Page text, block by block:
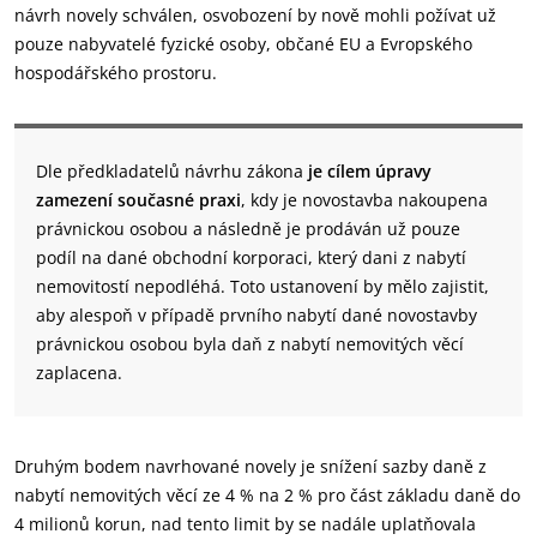
návrh novely schválen, osvobození by nově mohli požívat už
pouze nabyvatelé fyzické osoby, občané EU a Evropského
hospodářského prostoru.
Dle předkladatelů návrhu zákona je cílem úpravy
zamezení současné praxi, kdy je novostavba nakoupena
právnickou osobou a následně je prodáván už pouze
podíl na dané obchodní korporaci, který dani z nabytí
nemovitostí nepodléhá. Toto ustanovení by mělo zajistit,
aby alespoň v případě prvního nabytí dané novostavby
právnickou osobou byla daň z nabytí nemovitých věcí
zaplacena.
Druhým bodem navrhované novely je snížení sazby daně z
nabytí nemovitých věcí ze 4 % na 2 % pro část základu daně do
4 milionů korun, nad tento limit by se nadále uplatňovala